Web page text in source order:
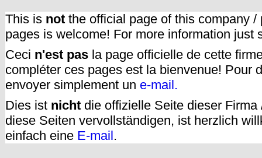
This is not the official page of this company
pages is welcome! For more information just
Ceci n'est pas la page officielle de cette
compléter ces pages est la bienvenue! Pour
envoyer simplement un e-mail.
Dies ist nicht die offizielle Seite dieser
diese Seiten vervollständigen, ist herzlich
einfach eine E-mail.